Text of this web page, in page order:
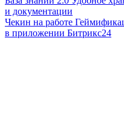
и документации
Чекин на работе
в приложении Битрикс24